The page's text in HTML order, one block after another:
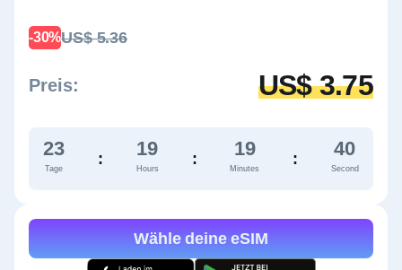
-30%US$ 5.36
Preis: US$ 3.75
23
Tage
: 19
Hours
: 19
Minutes
: 40
Second
Wähle deine eSIM